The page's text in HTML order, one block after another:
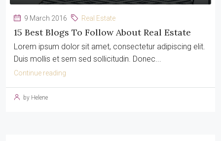
9 March 2016 Real Estate
15 Best Blogs To Follow About Real Estate
Lorem ipsum dolor sit amet, consectetur adipiscing elit.
Duis mollis et sem sed sollicitudin. Donec...
Continue reading
by Helene